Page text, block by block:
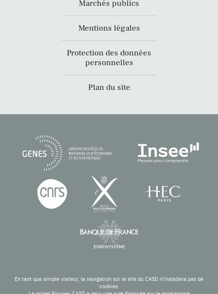
Marchés publics
Mentions légales
Protection des données
personnelles
Plan du site
En tant que simple visiteur, la navigation sur le site du CASD n'installera pas de
cookies.